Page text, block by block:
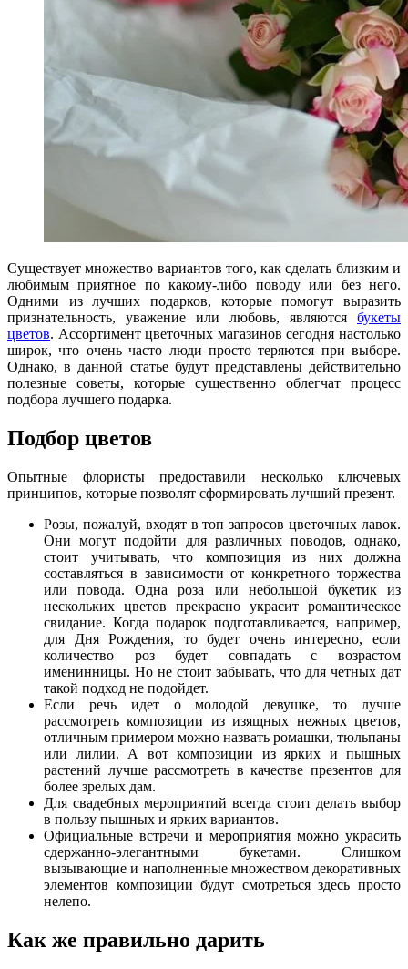
Существует множество вариантов того, как сделать близким и
любимым приятное по какому-либо поводу или без него.
Одними из лучших подарков, которые помогут выразить
признательность, уважение или любовь, являются букеты
цветов. Ассортимент цветочных магазинов сегодня настолько
широк, что очень часто люди просто теряются при выборе.
Однако, в данной статье будут представлены действительно
полезные советы, которые существенно облегчат процесс
подбора лучшего подарка.
Подбор цветов
Опытные флористы предоставили несколько ключевых
принципов, которые позволят сформировать лучший презент.
Розы, пожалуй, входят в топ запросов цветочных лавок.
Они могут подойти для различных поводов, однако,
стоит учитывать, что композиция из них должна
составляться в зависимости от конкретного торжества
или повода. Одна роза или небольшой букетик из
нескольких цветов прекрасно украсит романтическое
свидание. Когда подарок подготавливается, например,
для Дня Рождения, то будет очень интересно, если
количество роз будет совпадать с возрастом
именинницы. Но не стоит забывать, что для четных дат
такой подход не подойдет.
Если речь идет о молодой девушке, то лучше
рассмотреть композиции из изящных нежных цветов,
отличным примером можно назвать ромашки, тюльпаны
или лилии. А вот композиции из ярких и пышных
растений лучше рассмотреть в качестве презентов для
более зрелых дам.
Для свадебных мероприятий всегда стоит делать выбор
в пользу пышных и ярких вариантов.
Официальные встречи и мероприятия можно украсить
сдержанно-элегантными букетами. Слишком
вызывающие и наполненные множеством декоративных
элементов композиции будут смотреться здесь просто
нелепо.
Как же правильно дарить